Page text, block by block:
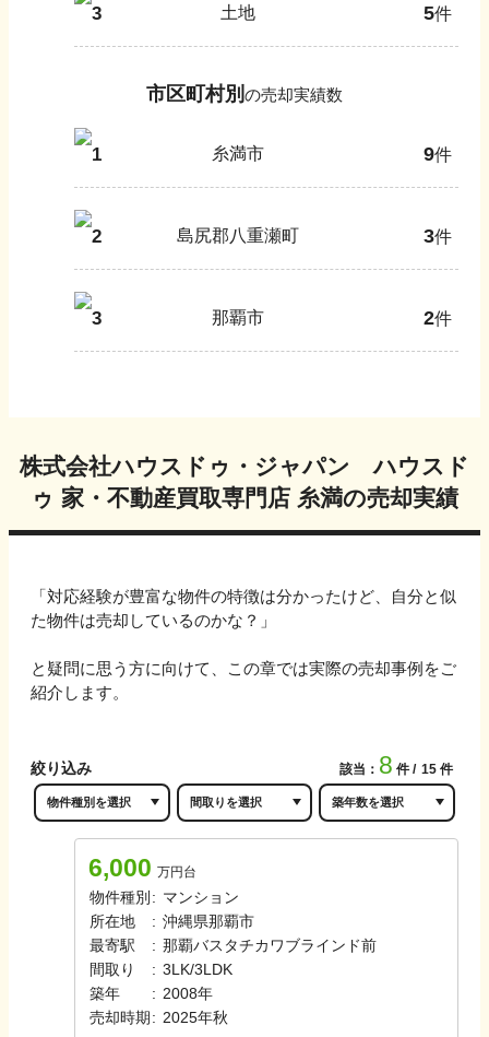
3 土地 5件
市区町村別 の売却実績数
1 糸満市 9件
2 島尻郡八重瀬町 3件
3 那覇市 2件
株式会社ハウスドゥ・ジャパン ハウスド
ゥ 家・不動産買取専門店 糸満の売却実績
「対応経験が豊富な物件の特徴は分かったけど、自分と似
た物件は売却しているのかな？」
と疑問に思う方に向けて、この章では実際の売却事例をご
紹介します。
絞り込み 該当： 8 件 15 件
6,000 万円台
物件種別 : マンション
所在地
: 沖縄県那覇市
最寄駅
: 那覇バス タチカワブラインド前
間取り
: 3LK/3LDK
築年
: 2008年
売却時期 : 2025年秋